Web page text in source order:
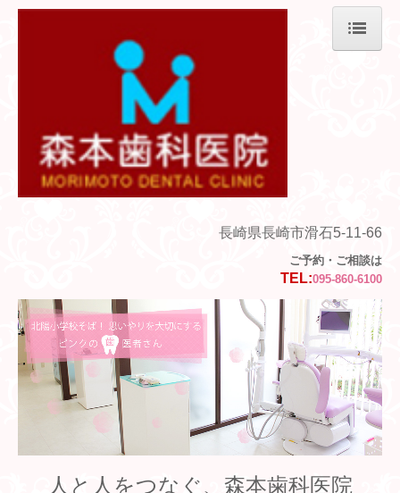
医院紹介
交通案内
矯正歯科
訪問診療
ネット予約
プライバシー
長崎県長崎市滑石5-11-66
ご予約・ご相談は
TEL:095-860-6100
人と人をつなぐ、森本歯科医院